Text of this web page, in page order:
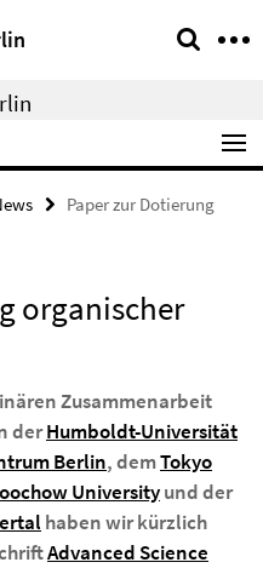
Paper zur Dotierung
organischer
Zusammenarbeit
derHumboldt-Universität
Berlin, demTokyo
Universityund der
haben wir kürzlich
Advanced Science